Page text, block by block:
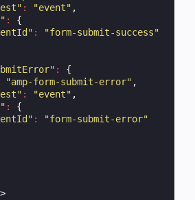
: "event" ,
:
{
:
"form-submit-success"
:
{
"amp-form-submit-error" ,
: "event" ,
:
{
:
"form-submit-error"
>